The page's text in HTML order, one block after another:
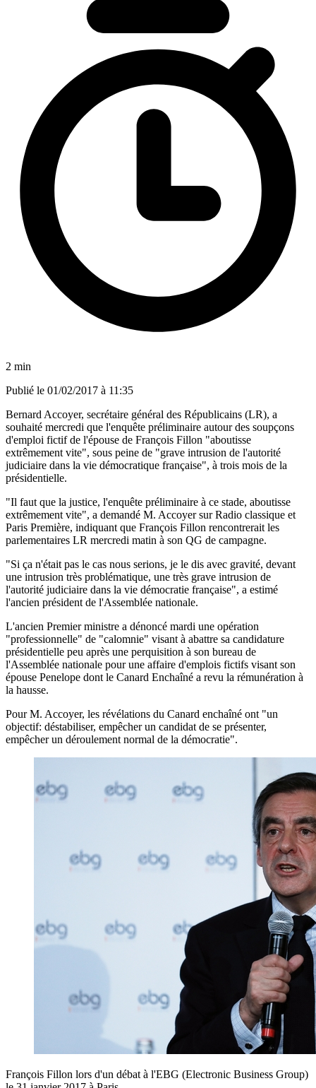
2 min
Publié le 01/02/2017 à 11:35
Bernard Accoyer, secrétaire général des Républicains (LR), a
souhaité mercredi que l'enquête préliminaire autour des soupçons
d'emploi fictif de l'épouse de François Fillon "aboutisse
extrêmement vite", sous peine de "grave intrusion de l'autorité
judiciaire dans la vie démocratique française", à trois mois de la
présidentielle.
"Il faut que la justice, l'enquête préliminaire à ce stade, aboutisse
extrêmement vite", a demandé M. Accoyer sur Radio classique et
Paris Première, indiquant que François Fillon rencontrerait les
parlementaires LR mercredi matin à son QG de campagne.
"Si ça n'était pas le cas nous serions, je le dis avec gravité, devant
une intrusion très problématique, une très grave intrusion de
l'autorité judiciaire dans la vie démocratie française", a estimé
l'ancien président de l'Assemblée nationale.
L'ancien Premier ministre a dénoncé mardi une opération
"professionnelle" de "calomnie" visant à abattre sa candidature
présidentielle peu après une perquisition à son bureau de
l'Assemblée nationale pour une affaire d'emplois fictifs visant son
épouse Penelope dont le Canard Enchaîné a revu la rémunération à
la hausse.
Pour M. Accoyer, les révélations du Canard enchaîné ont "un
objectif: déstabiliser, empêcher un candidat de se présenter,
empêcher un déroulement normal de la démocratie".
François Fillon lors d'un débat à l'EBG (Electronic Business Group)